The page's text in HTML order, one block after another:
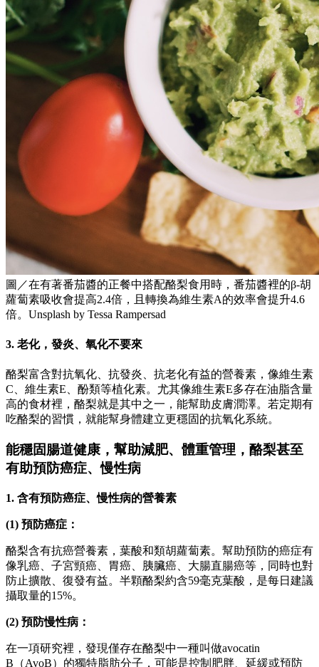
圖／在有著番茄醬的正餐中搭配酪梨食用時，番茄醬裡的β-胡
蘿蔔素吸收會提高2.4倍，且轉換為維生素A的效率會提升4.6
倍。Unsplash by Tessa Rampersad
3. 老化，發炎、氧化不要來
酪梨富含對抗氧化、抗發炎、抗老化有益的營養素，像維生素
C、維生素E、酚類等植化素。尤其像維生素E多存在油脂含量
高的食材裡，酪梨就是其中之一，能幫助皮膚潤澤。若定期有
吃酪梨的習慣，就能幫身體建立更穩固的抗氧化系統。
能穩固腸道健康，幫助減肥、體重管理，酪梨甚至
有助預防癌症、慢性病
1. 含有預防癌症、慢性病的營養素
(1) 預防癌症：
酪梨含有抗癌營養素，葉酸和類胡蘿蔔素。幫助預防的癌症有
像乳癌、子宮頸癌、胃癌、胰臟癌、大腸直腸癌等，同時也對
防止擴散、復發有益。半顆酪梨約含59毫克葉酸，是每日建議
攝取量的15%。
(2) 預防慢性病：
在一項研究裡，發現僅存在酪梨中一種叫做avocatin
B（AvoB）的獨特脂肪分子，可能是控制肥胖、延緩或預防